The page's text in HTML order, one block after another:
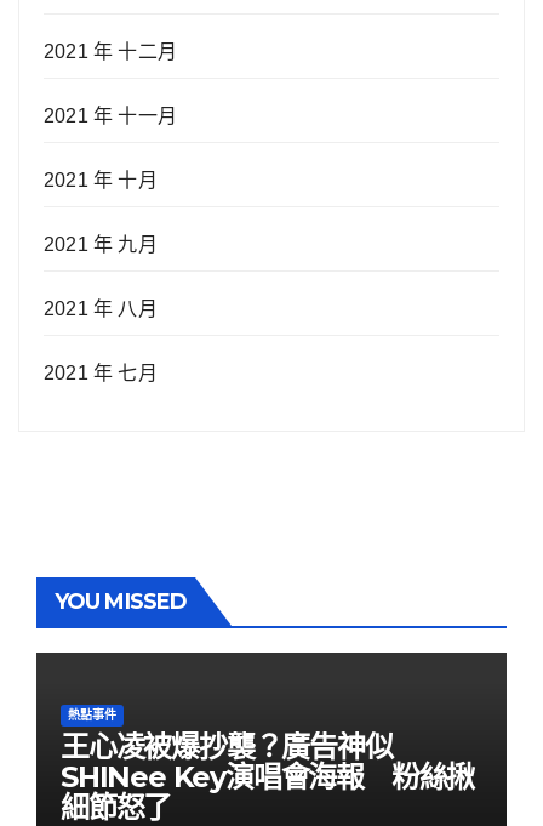
2021 年 十二月
2021 年 十一月
2021 年 十月
2021 年 九月
2021 年 八月
2021 年 七月
YOU MISSED
熱點事件
王心凌被爆抄襲？廣告神似
SHINee Key演唱會海報 粉絲揪
細節怒了